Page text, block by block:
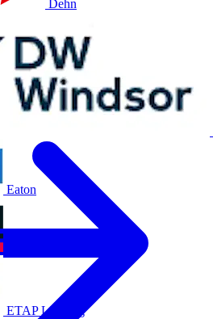
Dehn
Eaton
ETAP Lighting